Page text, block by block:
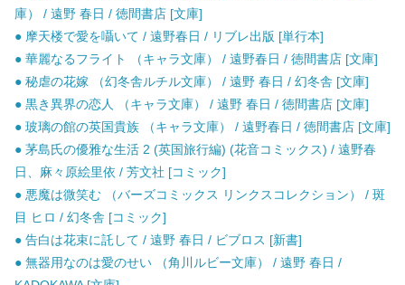
庫） / 遠野 春日 / 徳間書店 [文庫]
● 摩天楼で愛を囁いて / 遠野春日 / リブレ出版 [単行本]
● 華麗なるフライト （キャラ文庫） / 遠野春日 / 徳間書店 [文庫]
● 秘虐の花嫁 （幻冬舎ルチル文庫） / 遠野 春日 / 幻冬舎 [文庫]
● 黒き異界の恋人 （キャラ文庫） / 遠野 春日 / 徳間書店 [文庫]
● 玻璃の館の英国貴族 （キャラ文庫） / 遠野春日 / 徳間書店 [文庫]
● 茅島氏の優雅な生活 2 (英国旅行編) (花音コミックス) / 遠野春
日、麻々原絵里依 / 芳文社 [コミック]
● 悪魔は微笑む （バーズコミックス リンクスコレクション） / 斑
目 ヒロ / 幻冬舎 [コミック]
● 告白は花束に託して / 遠野 春日 / ビブロス [新書]
● 無器用なのは愛のせい （角川ルビー文庫） / 遠野 春日 /